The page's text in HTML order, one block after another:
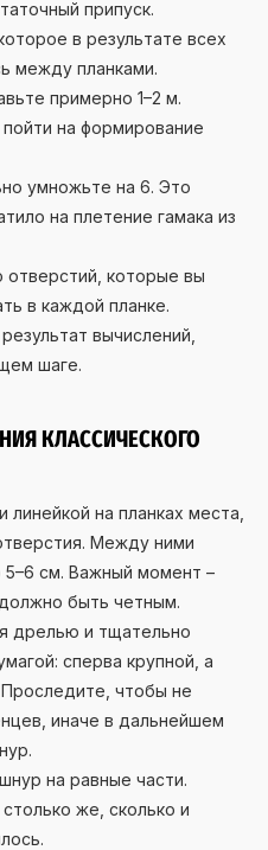
припуск.
в результате всех
между планками.
примерно 1–2 м.
на формирование
умножьте на 6. Это
на плетение гамака из
отверстий, которые вы
в каждой планке.
вычислений,
шаге.
КЛАССИЧЕСКОГО
на планках места,
Между ними
см. Важный момент –
быть четным.
дрелью и тщательно
сперва крупной, а
чтобы не
иначе в дальнейшем
на равные части.
же, сколько и